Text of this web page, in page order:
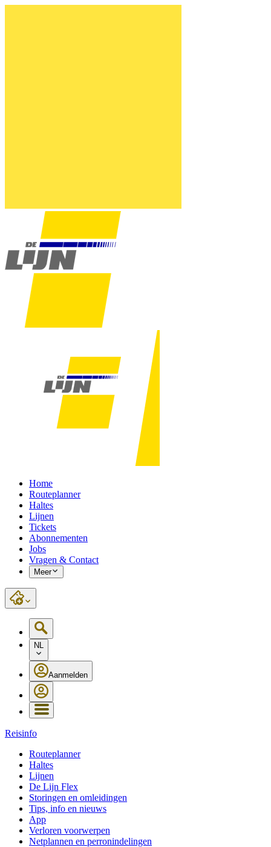
Home
Routeplanner
Haltes
Lijnen
Tickets
Abonnementen
Jobs
Vragen & Contact
Meer
NL
Aanmelden
Reisinfo
Routeplanner
Haltes
Lijnen
De Lijn Flex
Storingen en omleidingen
Tips, info en nieuws
App
Verloren voorwerpen
Netplannen en perronindelingen